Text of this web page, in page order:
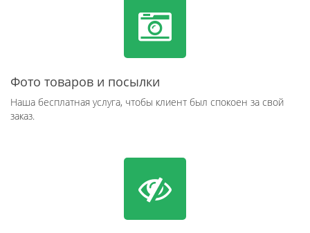
Фото товаров и посылки
Наша бесплатная услуга, чтобы клиент был спокоен за свой
заказ.